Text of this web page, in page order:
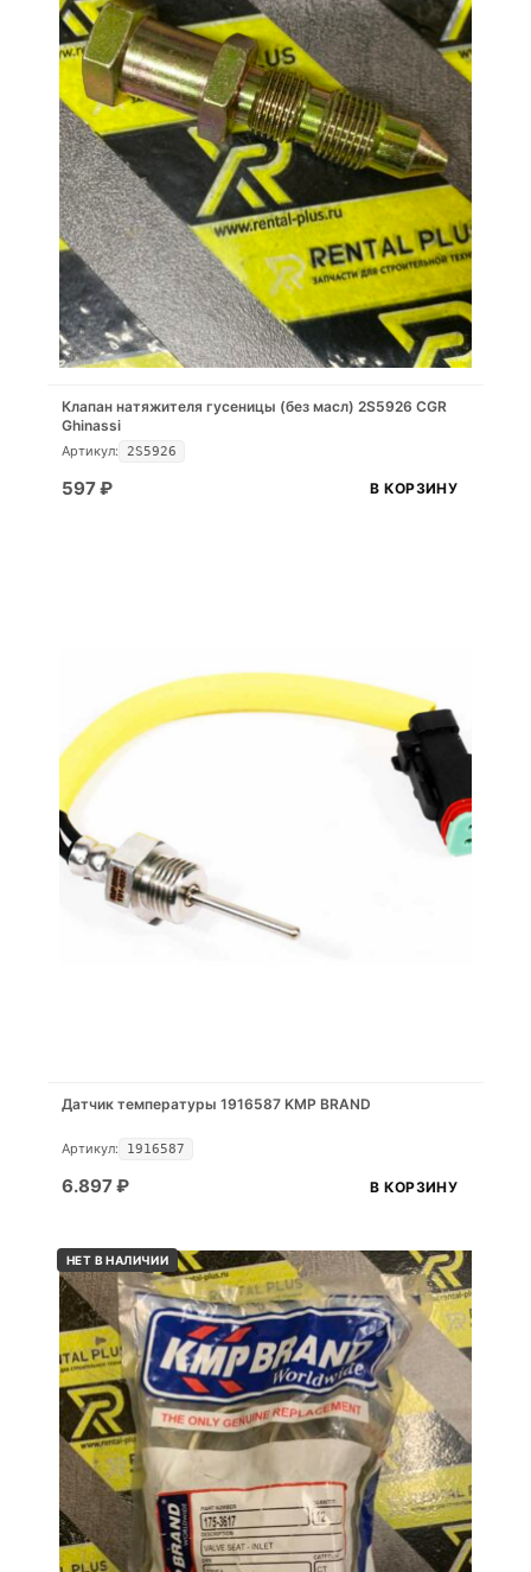
Клапан натяжителя гусеницы (без масл) 2S5926 CGR
Ghinassi
Артикул: 2S5926
597₽ В КОРЗИНУ
Датчик температуры 1916587 KMP BRAND
Артикул: 1916587
6.897₽ В КОРЗИНУ
НЕТ В НАЛИЧИИ